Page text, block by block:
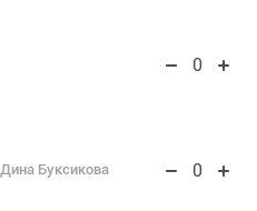
0
Дина Буксикова 0